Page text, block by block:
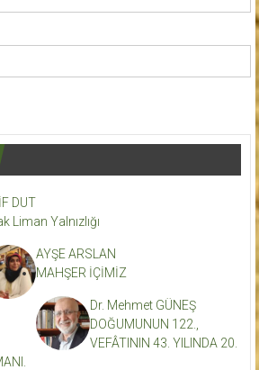
DUT
Liman Yalnızlığı
AYŞE ARSLAN
MAHŞER İÇİMİZ
Dr. Mehmet GÜNEŞ
DOĞUMUNUN 122.,
VEFÂTININ 43. YILINDA 20.